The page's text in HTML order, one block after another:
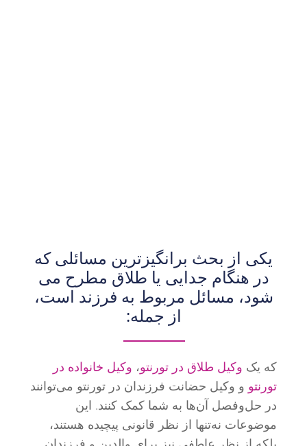
یکی از بحث برانگیزترین مسائلی که
در هنگام جدایی یا طلاق مطرح می
شود، مسائل مربوط به فرزند است،
از جمله:
که یک وکیل طلاق در تورنتو، وکیل خانواده در
تورنتو و وکیل حضانت فرزندان در تورنتو می‌توانند
در حل‌وفصل آن‌ها به شما کمک کنند. این
موضوعات نه‌تنها از نظر قانونی پیچیده هستند،